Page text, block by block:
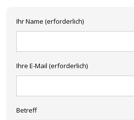
Ihr Name (erforderlich)
Ihre E-Mail (erforderlich)
Betreff